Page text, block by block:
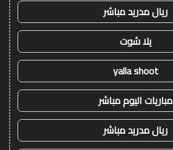
ريال مدريد مباشر
يلا شوت
yalla shoot
مباريات اليوم مباشر
ريال مدريد مباشر